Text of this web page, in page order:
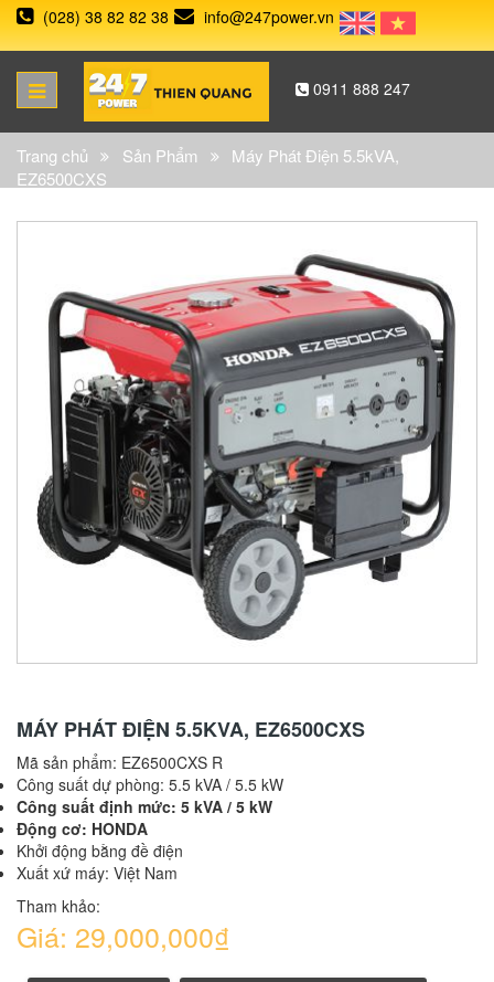
(028) 38 82 82 38 info@247power.vn
0911 888 247
Trang chủ Sản Phẩm
Máy Phát Điện 5.5kVA,
EZ6500CXS
MÁY PHÁT ĐIỆN 5.5KVA, EZ6500CXS
Mã sản phẩm: EZ6500CXS R
Công suất dự phòng: 5.5 kVA / 5.5 kW
Công suất định mức: 5 kVA / 5 kW
Động cơ: HONDA
Khởi động bằng đề điện
Xuất xứ máy: Việt Nam
Tham khảo:
Giá: 29,000,000₫